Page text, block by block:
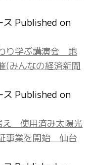
ス Published on
り学ぶ講演会 地
(みんなの経済新聞
ス Published on
え 使用済み太陽光
事業を開始 仙台